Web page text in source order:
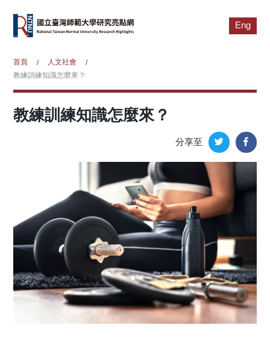
Eng
首頁 / 人文社會
/
教練訓練知識怎麼來？
教練訓練知識怎麼來？
分享至